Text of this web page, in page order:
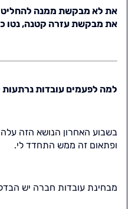
את לא מבקשת ממנה להחליט
את מבקשת עזרה קטנה, נטו
למה לפעמים עובדות נרתעות
בשבוע האחרון הנושא הזה
ופתאום זה ממש התחדד לי.
מבחינת עובדות חברה יש